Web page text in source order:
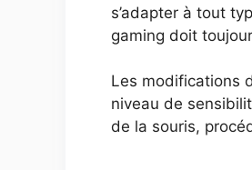
s’adapter à tout
gaming doit
Les modifications
niveau de
de la souris,